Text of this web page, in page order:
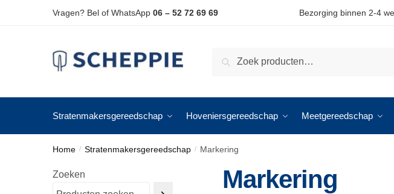
Vragen? Bel of WhatsApp 06 – 52 72 69 69 Bezorging binnen 2-4
Zoeken
Stratenmakersgereedschap Hoveniersgereedschap Meetgereedschap
Home / Stratenmakersgereedschap / Markering
Markering
Zoeken